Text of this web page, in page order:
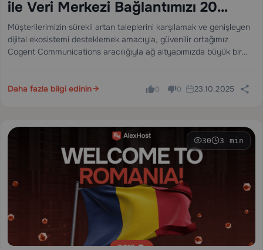
ile Veri Merkezi Bağlantımızı 20
Gbps’den 200 Gbps’ye Çıkarıyoruz
Müşterilerimizin sürekli artan taleplerini karşılamak ve genişleyen
dijital ekosistemi desteklemek amacıyla, güvenilir ortağımız
Cogent Communications aracılığıyla ağ altyapımızda büyük bir
Daha fazla bilgi edinin
0 0 23.10.2025
30 3 min